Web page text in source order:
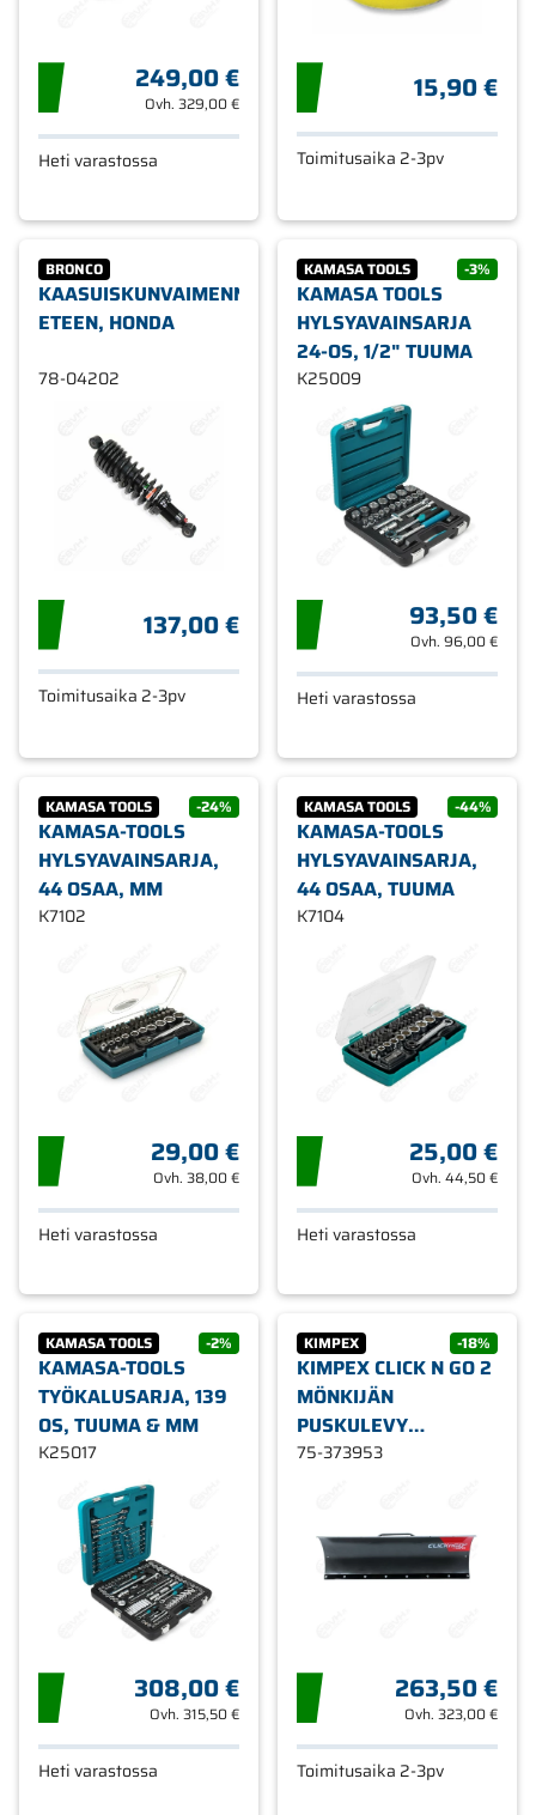
249,00 €
Ovh. 329,00 €
Heti varastossa
15,90 €
Toimitusaika 2-3pv
BRONCO
KAASUISKUNVAIMENNIN,
ETEEN, HONDA
78-04202
137,00 €
Toimitusaika 2-3pv
KAMASA TOOLS -3%
KAMASA TOOLS
HYLSYAVAINSARJA
24-OS, 1/2" TUUMA
K25009
93,50 €
Ovh. 96,00 €
Heti varastossa
KAMASA TOOLS -24%
KAMASA-TOOLS
HYLSYAVAINSARJA,
44 OSAA, MM
K7102
29,00 €
Ovh. 38,00 €
Heti varastossa
KAMASA TOOLS -44%
KAMASA-TOOLS
HYLSYAVAINSARJA,
44 OSAA, TUUMA
K7104
25,00 €
Ovh. 44,50 €
Heti varastossa
KAMASA TOOLS -2%
KAMASA-TOOLS
TYÖKALUSARJA, 139
OS, TUUMA & MM
K25017
308,00 €
Ovh. 315,50 €
Heti varastossa
KIMPEX -18%
KIMPEX CLICK N GO 2
MÖNKIJÄN
PUSKULEVY
152X43CM
75-373953
263,50 €
Ovh. 323,00 €
Toimitusaika 2-3pv